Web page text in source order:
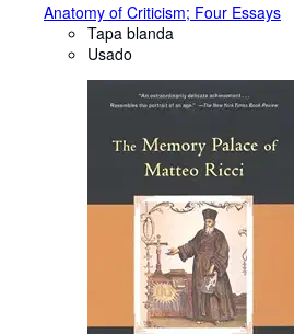
Anatomy of Criticism; Four Essays
Tapa blanda
Usado